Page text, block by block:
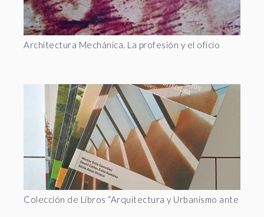
Architectura Mechánica. La profesión y el oficio
Colección de Libros “Arquitectura y Urbanismo ante el